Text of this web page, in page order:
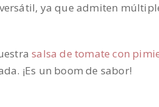
ya que admiten
salsa de tomate con
¡Es un boom de sabor!